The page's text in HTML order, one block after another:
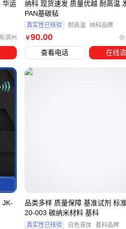
往往决定了复合
四、为什么主
碳基纳米材料的
配性同样关键。
表面活性会快速
导电性能可能只
存储防护：需
采样勺等，避
影响材料在溶
环境控制：
件稳定
滨州
华运
￥90.00
纳科 现货速发 质量优越 耐高温
PAN基碳毡
真实性已核验 耐高温 纳科品牌
查看电话 在线
JK-
品类多样 质量保障 基准试剂 标
20-003 碳纳米材料 基科
真实性已核验 白色液体 基科品牌